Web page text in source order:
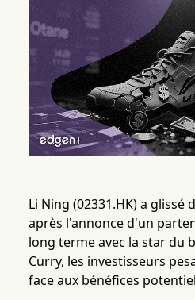
Li Ning (02331.HK) a glissé
après l'annonce d'un
long terme avec la star du
Curry, les investisseurs
face aux bénéfices